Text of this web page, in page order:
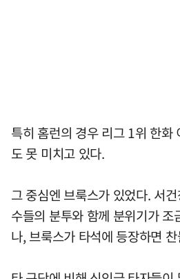
특히 홈런의 경우 리그 1위 한화
도 못 미치고 있다.
그 중심엔 브룩스가 있었다. 서
수들의 분투와 함께 분위기가 조
나, 브룩스가 타석에 등장하면